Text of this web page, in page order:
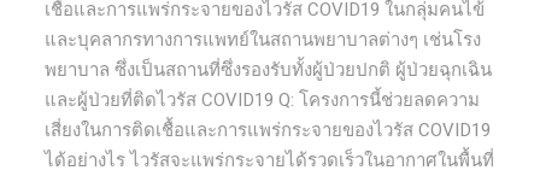
เชื้อและการแพร่กระจายของไวรัส COVID19 ในกลุ่มคนไข้
และบุคลากรทางการแพทย์ในสถานพยาบาลต่างๆ เช่นโรง
พยาบาล ซึ่งเป็นสถานที่ซึ่งรองรับทั้งผู้ป่วยปกติ ผู้ป่วยฉุกเฉิน
และผู้ป่วยที่ติดไวรัส COVID19 Q: โครงการนี้ช่วยลดความ
เสี่ยงในการติดเชื้อและการแพร่กระจายของไวรัส COVID19
ได้อย่างไร ไวรัสจะแพร่กระจายได้รวดเร็วในอากาศในพื้นที่